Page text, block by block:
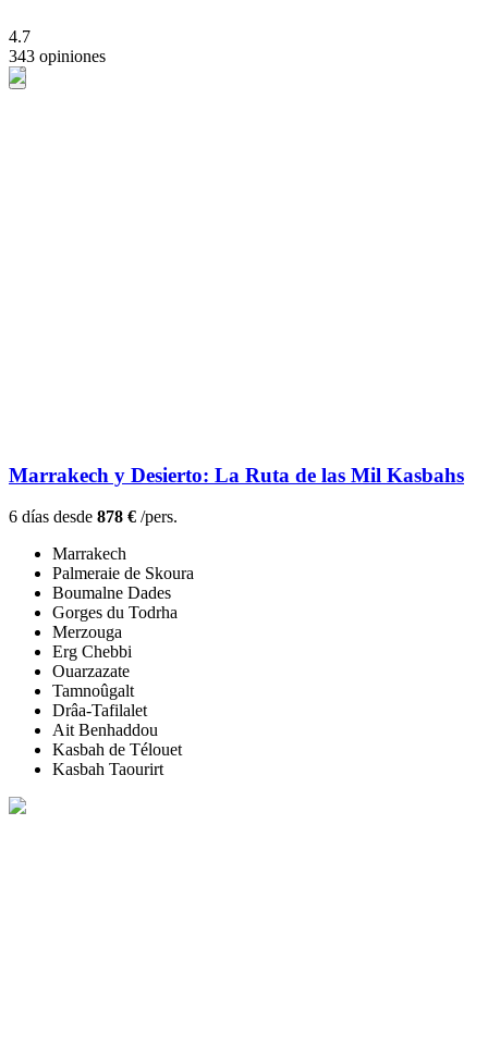
4.7
343 opiniones
Marrakech y Desierto: La Ruta de las Mil Kasbahs
6 días desde 878 € /pers.
Marrakech
Palmeraie de Skoura
Boumalne Dades
Gorges du Todrha
Merzouga
Erg Chebbi
Ouarzazate
Tamnoûgalt
Drâa-Tafilalet
Ait Benhaddou
Kasbah de Télouet
Kasbah Taourirt